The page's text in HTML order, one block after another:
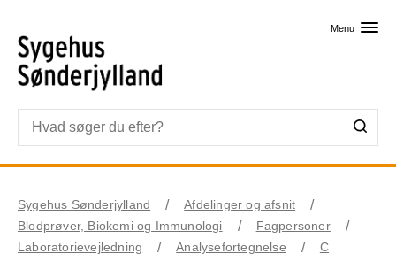
Menu
Sygehus Sønderjylland
Afdelinger og afsnit
Blodprøver, Biokemi og Immunologi
Fagpersoner
Laboratorievejledning
Analysefortegnelse C